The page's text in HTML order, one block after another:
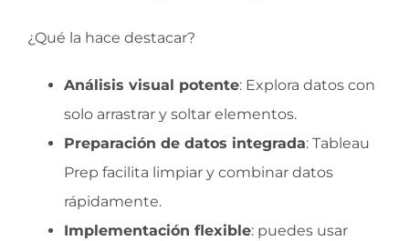
¿Qué la hace destacar?
Análisis visual potente: Explora datos con
solo arrastrar y soltar elementos.
Preparación de datos integrada: Tableau
Prep facilita limpiar y combinar datos
rápidamente.
Implementación flexible: puedes usar